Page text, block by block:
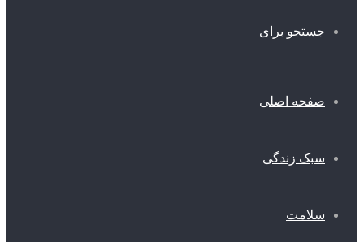
جستجو برای
صفحه اصلی
سبک زندگی
سلامت